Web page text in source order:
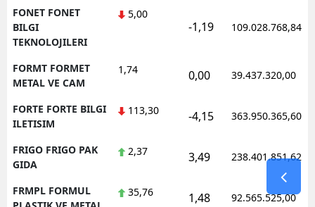
FONET FONET
BILGI
TEKNOLOJILERI
5,00
-1,19 109.028.768,84
FORMT FORMET
METAL VE CAM
1,74 0,00 39.437.320,00
FORTE FORTE BILGI
ILETISIM
113,30 -4,15 363.950.365,60
FRIGO FRIGO PAK
GIDA
2,37 3,49 238.401.851,62
FRMPL FORMUL
35,76 1,48 92.565.525,00